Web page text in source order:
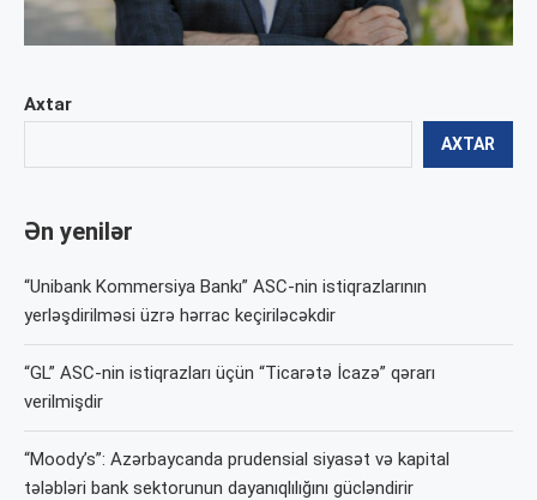
Axtar
AXTAR
Ən yenilər
“Unibank Kommersiya Bankı” ASC-nin istiqrazlarının
yerləşdirilməsi üzrə hərrac keçiriləcəkdir
“GL” ASC-nin istiqrazları üçün “Ticarətə İcazə” qərarı
verilmişdir
“Moody’s”: Azərbaycanda prudensial siyasət və kapital
tələbləri bank sektorunun dayanıqlılığını gücləndirir